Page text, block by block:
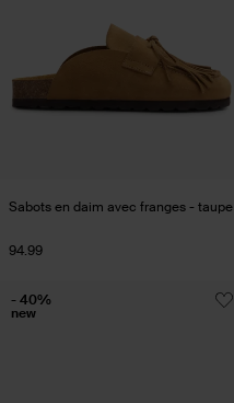
Sabots en daim avec franges - taupe
94.99
- 40%
new